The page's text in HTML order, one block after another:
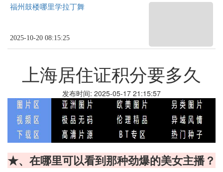
福州鼓楼哪里学拉丁舞
2025-10-20 08:15:25
上海居住证积分要多久
发布时间: 2025-05-17 21:15:57
★、在哪里可以看到那种劲爆的美女主播？